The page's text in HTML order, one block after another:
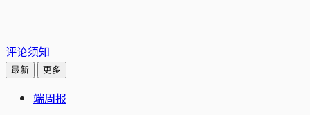
评论须知
最新 更多
端周报